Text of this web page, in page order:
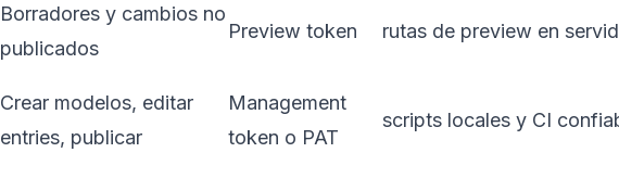
Borradores y cambios no
publicados
Preview token rutas de preview en
Crear modelos, editar
entries, publicar
Management
token o PAT
scripts locales y CI